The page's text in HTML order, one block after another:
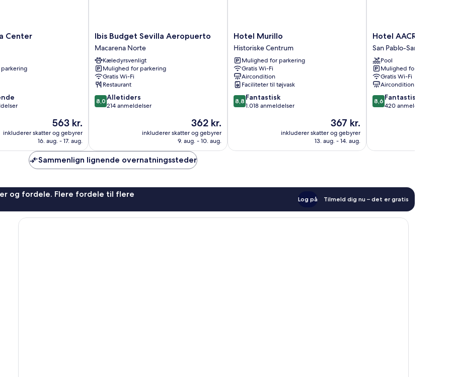
Center
Prisen
er
563 kr.
563 kr.
inkluderer skatter og gebyrer
16. aug. - 17. aug.
Ibis
Budget
Sevilla
Aeropuerto
Macarena
Norte
Ibis Budget Sevilla Aeropuerto
Macarena Norte
Kæledyrsvenligt
Mulighed for parkering
Gratis Wi-Fi
Restaurant
8.0
ud
anmeldelser
8,0 Alletiders
214 anmeldelser
Prisen
er
362 kr.
362 kr.
inkluderer skatter og gebyrer
9. aug. - 10. aug.
Hotel
Murillo
Historiske
Centrum
Hotel Murillo
Historiske Centrum
Mulighed for parkering
Gratis Wi-Fi
Aircondition
Faciliteter til tøjvask
8.8
ud
anmeldelser
8,8 Fantastisk
1.018 anmeldelser
Prisen
er
367 kr.
367 kr.
inkluderer skatter og gebyrer
13. aug. - 14. aug.
Hotel
AACR
Monteolivos
San
Pablo-
Santa
Justa-
distriktet
Hotel AACR
San Pablo-Santa Justa-
Pool
Mulighed for parkering
Gratis Wi-Fi
Aircondition
8.6
ud
anmeldelser
8,6 Fantastisk
420 anmeldelser
Sammenlign lignende overnatningssteder
og fordele. Flere fordele til flere
Log på Tilmeld dig nu – det er gratis